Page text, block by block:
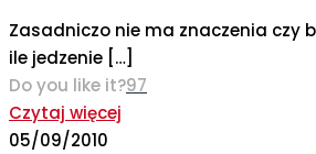
Zasadniczo nie ma znaczenia czy
ile jedzenie […]
Do you like it?97
Czytaj więcej
05/09/2010